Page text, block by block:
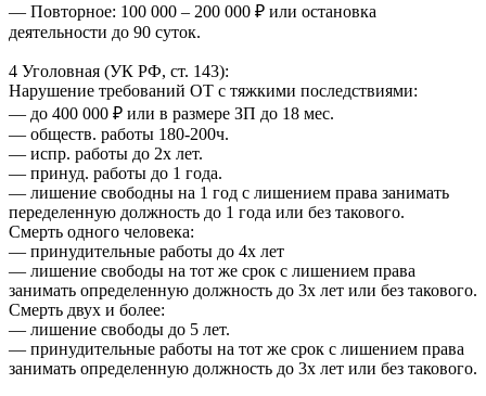
— Повторное: 100 000 – 200 000 ₽ или остановка
деятельности до 90 суток.
4 Уголовная (УК РФ, ст. 143):
Нарушение требований ОТ с тяжкими последствиями:
— до 400 000 ₽ или в размере ЗП до 18 мес.
— обществ. работы 180-200ч.
— испр. работы до 2х лет.
— принуд. работы до 1 года.
— лишение свободны на 1 год с лишением права занимать
переделенную должность до 1 года или без такового.
Смерть одного человека:
— принудительные работы до 4х лет
— лишение свободы на тот же срок с лишением права
занимать определенную должность до 3х лет или без такового.
Смерть двух и более:
— лишение свободы до 5 лет.
— принудительные работы на тот же срок с лишением права
занимать определенную должность до 3х лет или без такового.